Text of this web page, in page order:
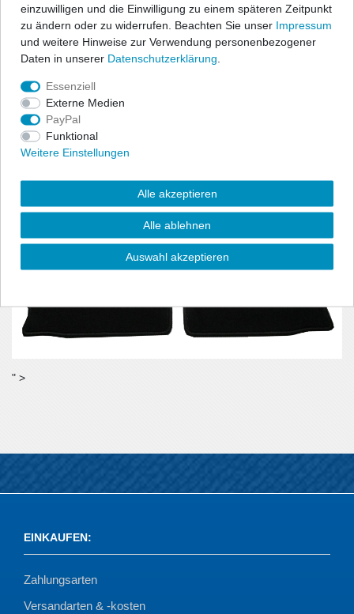
- Antirutsch-Schutz auf der Unterseite
Befestigungssystem, oder im Lieferumfang befinden sich
entsprechende Befestigungsteile zur Fixierung der Matten, wenn
benötigt wird.
- Material:100% Polyamid, Velour (ca. 600g/m²)
" >
EINKAUFEN:
Zahlungsarten
Versandarten & -kosten
einzuwilligen und die Einwilligung zu einem späteren Zeitpunkt
zu ändern oder zu widerrufen. Beachten Sie unser Impressum
und weitere Hinweise zur Verwendung personenbezogener
Daten in unserer Daten­schutz­erklärung
Essenziell
Externe Medien
PayPal
Funktional
Weitere Einstellungen
Alle akzeptieren
Alle ablehnen
Auswahl akzeptieren